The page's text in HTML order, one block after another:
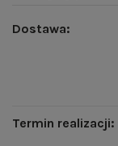
Dostawa:
Termin realizacji: